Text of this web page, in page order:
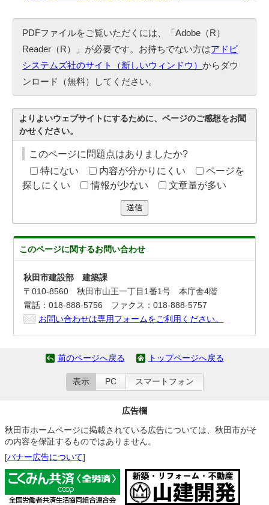
PDFファイルをご覧いただくには、「Adobe（R）
Reader（R）」が必要です。お持ちでない方はアドビ
システムズ社のサイト（新しいウィンドウ）からダウ
ンロード（無料）してください。
よりよいウェブサイトにするために、ページのご感想をお聞
かせください。
このページに問題点はありましたか?
特にない
内容が分かりにくい
ページを
探しにくい
情報が少ない 文章量が多い
送信
このページに関するお問い合わせ
秋田市建設部 建築課
〒010-8560 秋田市山王一丁目1番1号 本庁舎4階
電話：018-888-5756 ファクス：018-888-5757
お問い合わせは専用フォームをご利用ください。
前のページへ戻る トップページへ戻る
表示 PC スマートフォン
広告欄
秋田市ホームページに掲載されている広告については、秋田市がそ
の内容を保証するものではありません。
[バナー広告について]